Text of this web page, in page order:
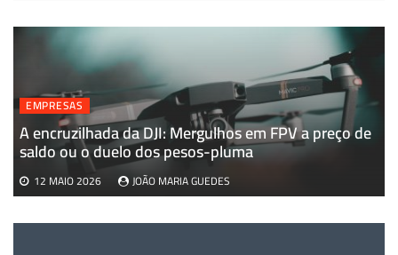
EMPRESAS
A encruzilhada da DJI: Mergulhos em FPV a preço de
saldo ou o duelo dos pesos-pluma
12 MAIO 2026 JOÃO MARIA GUEDES